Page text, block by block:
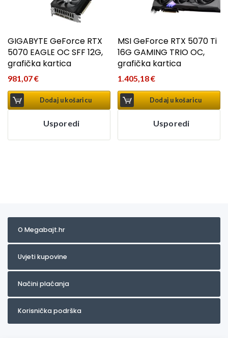
GIGABYTE GeForce RTX
5070 EAGLE OC SFF 12G,
grafička kartica
981,07€
Dodaj u košaricu
Usporedi
MSI GeForce RTX 5070 Ti
16G GAMING TRIO OC,
grafička kartica
1.405,18€
Dodaj u košaricu
Usporedi
O Megabajt.hr
Uvjeti kupovine
Načini plaćanja
Korisnička podrška